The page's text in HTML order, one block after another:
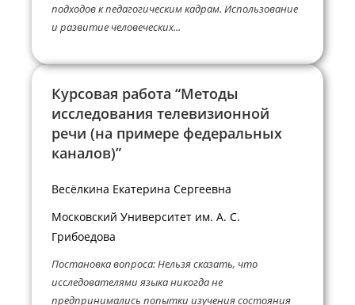
подходов к педагогическим кадрам. Использование
и развитие человеческих...
Курсовая работа “Методы
исследования телевизионной
речи (на примере федеральных
каналов)”
Весёлкина Екатерина Сергеевна
Московский Университет им. А. С.
Грибоедова
Постановка вопроса: Нельзя сказать, что
исследователями языка никогда не
предпринимались попытки изучения состояния